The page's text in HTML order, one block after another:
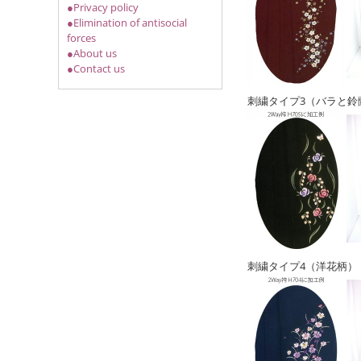
●Privacy policy
●Elimination of antisocial
forces
●About us
●Contact us
刺繍タイプ3（バラと鈴
刺繍タイプ4（洋花柄）